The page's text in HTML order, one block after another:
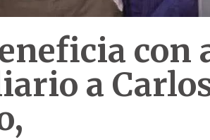
con
a